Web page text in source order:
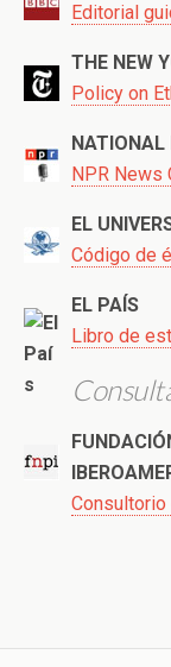
Editorial
THE NEW
Policy on
NATIONAL
NPR News
EL
Código de
EL PAÍS
Libro de